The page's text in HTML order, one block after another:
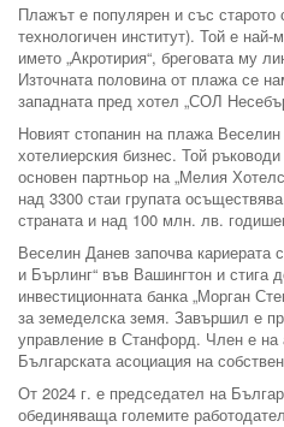
Плажът е популярен и със
технологичен институт). Той е
името „Акротирия“, бреговата му
Източната половина от плажа се
западната пред хотел „СОЛ
Новият стопанин на плажа
хотелиерския бизнес. Той
основен партньор на „Мелия
над 3300 стаи групата
страната и над 100 млн. лв.
Веселин Данев започва кариерата
и Бърлинг“ във Вашингтон и стига
инвестиционната банка „Морган
за земеделска земя. Завършил е
управление в Станфорд. Член е
Българската асоциация на
От 2024 г. е председател на
обединяваща големите